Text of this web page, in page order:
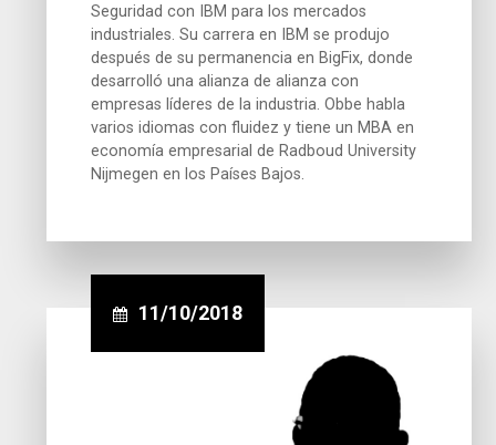
Seguridad con IBM para los mercados
industriales. Su carrera en IBM se produjo
después de su permanencia en BigFix, donde
desarrolló una alianza de alianza con
empresas líderes de la industria. Obbe habla
varios idiomas con fluidez y tiene un MBA en
economía empresarial de Radboud University
Nijmegen en los Países Bajos.
11/10/2018